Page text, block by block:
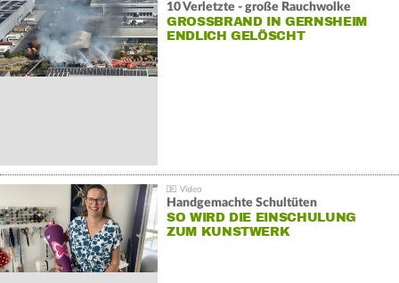
10 Verletzte - große Rauchwolke
GROSSBRAND IN GERNSHEIM E
NDLICH GELÖSCHT
Handgemachte Schultüten
SO WIRD DIE EINSCHULUNG
ZUM KUNSTWERK